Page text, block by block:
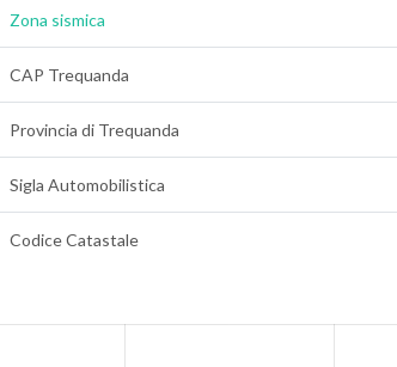
Zona sismica
CAP Trequanda
Provincia di Trequanda
Sigla Automobilistica
Codice Catastale